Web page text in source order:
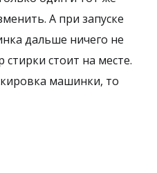
А при запуске
дальше ничего не
стоит на месте.
машинки, то